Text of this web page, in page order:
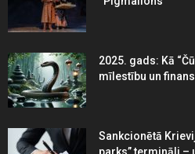
2025. gads: Kā
mīlestību un
Sankcionētā
parks” termināli –